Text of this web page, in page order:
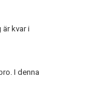
är kvar i
I denna